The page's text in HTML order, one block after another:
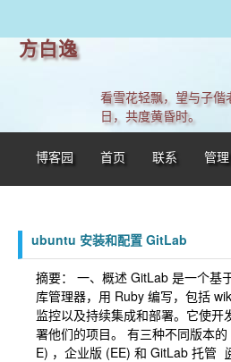
方白逸
看雪花轻飘，望与子偕
日，共度黄昏时。
博客园 首页 联系 管理
ubuntu 安装和配置 GitLab
摘要： 一、概述 GitLab 是一个基
库管理器，用 Ruby 编写，包括
监控以及持续集成和部署。它使开
署他们的项目。 有三种不同版本
E) ，企业版 (EE) 和 GitLab 托管